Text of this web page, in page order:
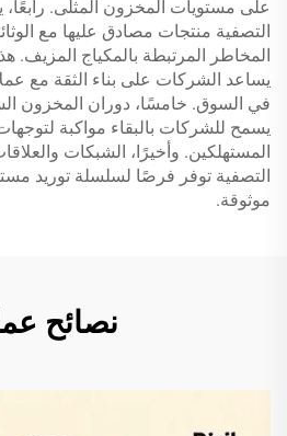
على مستويات المخزون المثلى.
التصفية منتجات مصادق عليها مع
المخاطر المرتبطة بالمكياج المزيف.
يساعد الشركات على بناء الثقة مع
في السوق. خامسًا، دوران المخزون
يسمح للشركات بالبقاء مواكبة
التصفية توفر فرصًا لسلسلة توريد
موثوقة.
نصائح